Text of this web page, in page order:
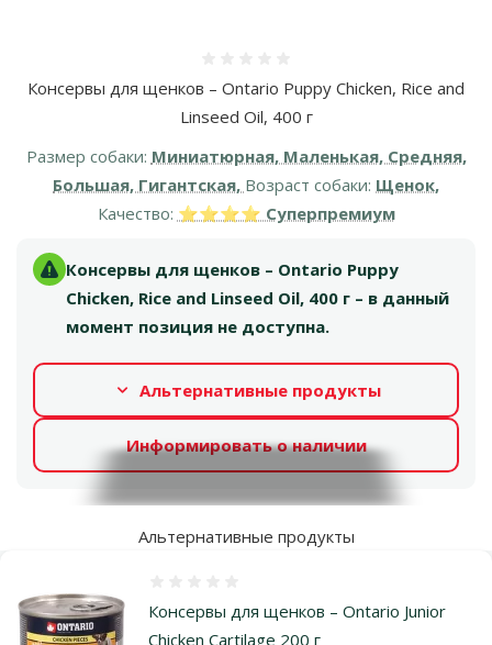
Консервы для щенков – Ontario Puppy Chicken, Rice and
Linseed Oil, 400 г
Размер собаки: Миниатюрная, Маленькая, Средняя,
Большая, Гигантская, Возраст собаки: Щенок,
Качество: ⭐⭐⭐⭐ Суперпремиум
Консервы для щенков – Ontario Puppy
Chicken, Rice and Linseed Oil, 400 г – в данный
момент позиция не доступна.
Альтернативные продукты
Информировать о наличии
Альтернативные продукты
Консервы для щенков – Ontario Junior
Chicken Cartilage 200 г